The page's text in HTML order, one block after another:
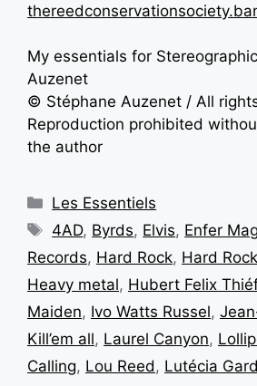
My essentials for
Auzenet
© Stéphane Auzenet / All
Reproduction prohibited
the author
Les Essentiels
4AD, Byrds, Elvis, Enfer
Records, Hard Rock, Hard
Heavy metal, Hubert Felix
Maiden, Ivo Watts Russel,
Kill’em all, Laurel Canyon,
Calling, Lou Reed, Lutécia